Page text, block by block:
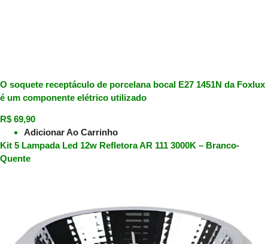
O soquete receptáculo de porcelana bocal E27 1451N da Foxlux
é um componente elétrico utilizado
R$ 69,90
Adicionar Ao Carrinho
Kit 5 Lampada Led 12w Refletora AR 111 3000K – Branco-
Quente